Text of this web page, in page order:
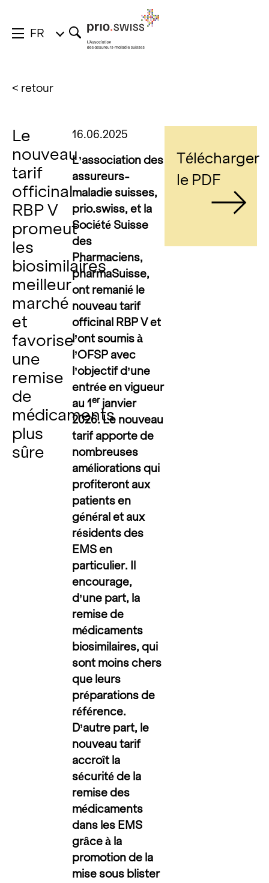
FR
< retour
Le
nouveau
tarif
officinal
RBP V
promeut
les
biosimilaires
meilleur
marché
et
favorise
une
remise
de
médicaments
plus
sûre
16.06.2025
L’association des
assureurs-
maladie suisses,
prio.swiss, et la
Société Suisse
des
Pharmaciens,
pharmaSuisse,
ont remanié le
nouveau tarif
officinal RBP V et
l’ont soumis à
l’OFSP avec
l’objectif d’une
entrée en vigueur
au 1erjanvier
2026. Le nouveau
tarif apporte de
nombreuses
améliorations qui
profiteront aux
patients en
général et aux
résidents des
EMS en
particulier. Il
encourage,
d’une part, la
remise de
médicaments
biosimilaires, qui
sont moins chers
que leurs
préparations de
référence.
D’autre part, le
nouveau tarif
accroît la
sécurité de la
remise des
médicaments
dans les EMS
grâce à la
promotion de la
mise sous blister
Télécharger
le PDF